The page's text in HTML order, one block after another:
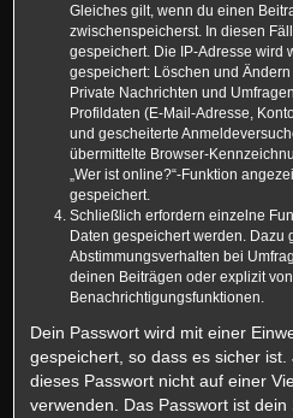
Gleiches gilt, wenn du einen
zwischenspeicherst. In diesen
gespeichert. Die IP-Adresse wird
gespeichert: Löschen und
Private Nachrichten und
Profildaten (E-Mail-Adresse,
und gescheiterte
übermittelte Browser-
„Wer ist online?“-Funktion
gespeichert.
Schließlich erfordern einzelne
Daten gespeichert werden. Dazu
Abstimmungsverhalten bei
deinen Beiträgen oder explizit
Benachrichtigungsfunktionen.
Dein Passwort wird mit einer
gespeichert, so dass es sicher
dieses Passwort nicht auf einer
verwenden. Das Passwort ist dein